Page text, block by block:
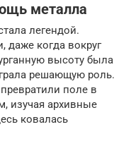
металла
легендой.
даже когда вокруг
высоту была
решающую роль.
поле в
изучая архивные
ковалась